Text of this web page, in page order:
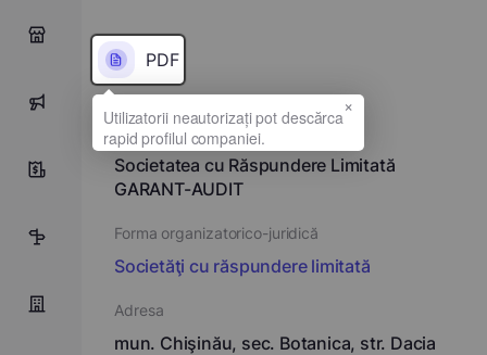
9
2
PDF
Denumirea completă
Societatea cu Răspundere Limitată
GARANT-AUDIT
Forma organizatorico-juridică
Societăţi cu răspundere limitată
Adresa
mun. Chişinău, sec. Botanica, str. Dacia
×